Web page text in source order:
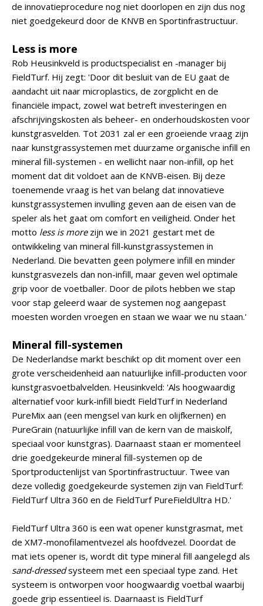
de innovatieprocedure nog niet doorlopen en zijn dus nog
niet goedgekeurd door de KNVB en Sportinfrastructuur.
Less is more
Rob Heusinkveld is productspecialist en -manager bij
FieldTurf. Hij zegt: 'Door dit besluit van de EU gaat de
aandacht uit naar microplastics, de zorgplicht en de
financiële impact, zowel wat betreft investeringen en
afschrijvingskosten als beheer- en onderhoudskosten voor
kunstgrasvelden. Tot 2031 zal er een groeiende vraag zijn
naar kunstgrassystemen met duurzame organische infill en
mineral fill-systemen - en wellicht naar non-infill, op het
moment dat dit voldoet aan de KNVB-eisen. Bij deze
toenemende vraag is het van belang dat innovatieve
kunstgrassystemen invulling geven aan de eisen van de
speler als het gaat om comfort en veiligheid. Onder het
motto less is morezijn we in 2021 gestart met de
ontwikkeling van mineral fill-kunstgrassystemen in
Nederland. Die bevatten geen polymere infill en minder
kunstgrasvezels dan non-infill, maar geven wel optimale
grip voor de voetballer. Door de pilots hebben we stap
voor stap geleerd waar de systemen nog aangepast
moesten worden vroegen en staan we waar we nu staan.'
Mineral fill-systemen
De Nederlandse markt beschikt op dit moment over een
grote verscheidenheid aan natuurlijke infill-producten voor
kunstgrasvoetbalvelden. Heusinkveld: 'Als hoogwaardig
alternatief voor kurk-infill biedt FieldTurf in Nederland
PureMix aan (een mengsel van kurk en olijfkernen) en
PureGrain (natuurlijke infill van de kern van de maiskolf,
speciaal voor kunstgras). Daarnaast staan er momenteel
drie goedgekeurde mineral fill-systemen op de
Sportproductenlijst van Sportinfrastructuur. Twee van
deze volledig goedgekeurde systemen zijn van FieldTurf:
FieldTurf Ultra 360 en de FieldTurf PureFieldUltra HD.'
FieldTurf Ultra 360 is een wat opener kunstgrasmat, met
de XM7-monofilamentvezel als hoofdvezel. Doordat de
mat iets opener is, wordt dit type mineral fill aangelegd als
sand-dressedsysteem met een speciaal type zand. Het
systeem is ontworpen voor hoogwaardig voetbal waarbij
goede grip essentieel is. Daarnaast is FieldTurf